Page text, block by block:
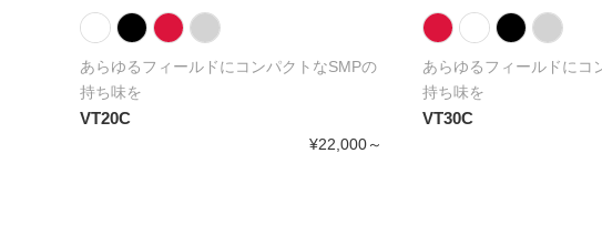
あらゆるフィールドにコンパクトなSMPの
持ち味を
VT20C
¥22,000～
あらゆるフィールドにコ
持ち味を
VT30C